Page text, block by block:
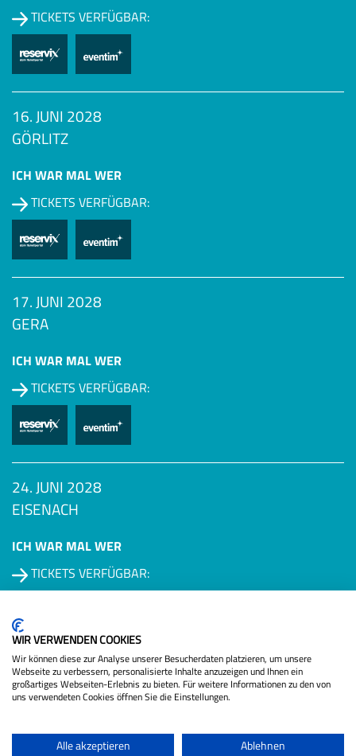
TICKETS VERFÜGBAR:
16. JUNI 2028
GÖRLITZ
ICH WAR MAL WER
TICKETS VERFÜGBAR:
17. JUNI 2028
GERA
ICH WAR MAL WER
TICKETS VERFÜGBAR:
24. JUNI 2028
EISENACH
ICH WAR MAL WER
TICKETS VERFÜGBAR:
WIR VERWENDEN COOKIES
Wir können diese zur Analyse unserer Besucherdaten platzieren, um unsere
Webseite zu verbessern, personalisierte Inhalte anzuzeigen und Ihnen ein
großartiges Webseiten-Erlebnis zu bieten. Für weitere Informationen zu den von
uns verwendeten Cookies öffnen Sie die Einstellungen.
Alle akzeptieren Ablehnen